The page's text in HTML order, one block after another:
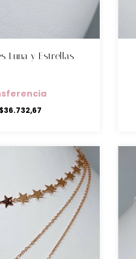
Luna y Estrellas
$36.732,67